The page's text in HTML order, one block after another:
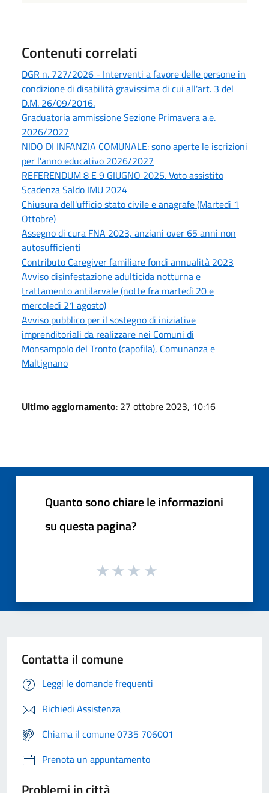
Contenuti correlati
DGR n. 727/2026 - Interventi a favore delle persone in
condizione di disabilità gravissima di cui all'art. 3 del
D.M. 26/09/2016.
Graduatoria ammissione Sezione Primavera a.e.
2026/2027
NIDO DI INFANZIA COMUNALE: sono aperte le iscrizioni
per l'anno educativo 2026/2027
REFERENDUM 8 E 9 GIUGNO 2025. Voto assistito
Scadenza Saldo IMU 2024
Chiusura dell'ufficio stato civile e anagrafe (Martedì 1
Ottobre)
Assegno di cura FNA 2023, anziani over 65 anni non
autosufficienti
Contributo Caregiver familiare fondi annualità 2023
Avviso disinfestazione adulticida notturna e
trattamento antilarvale (notte fra martedì 20 e
mercoledì 21 agosto)
Avviso pubblico per il sostegno di iniziative
imprenditoriali da realizzare nei Comuni di
Monsampolo del Tronto (capofila), Comunanza e
Maltignano
Ultimo aggiornamento: 27 ottobre 2023, 10:16
Quanto sono chiare le informazioni
su questa pagina?
Contatta il comune
Leggi le domande frequenti
Richiedi Assistenza
Chiama il comune 0735 706001
Prenota un appuntamento